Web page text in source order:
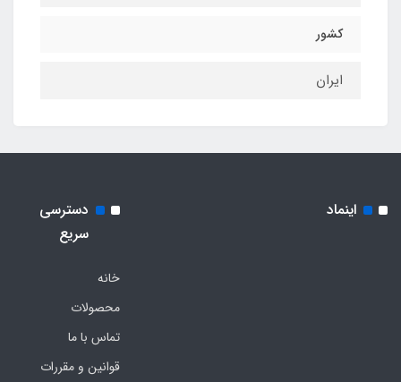
کشور
ایران
اینماد
دسترسی
سریع
خانه
محصولات
تماس با ما
قوانین و مقررات